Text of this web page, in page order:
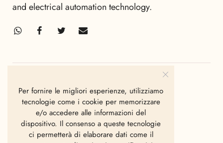
and electrical automation technology.
SCRITTO DA
Marco Veroli
Per fornire le migliori esperienze, utilizziamo
tecnologie come i cookie per memorizzare
e/o accedere alle informazioni del
dispositivo. Il consenso a queste tecnologie
ci permetterà di elaborare dati come il